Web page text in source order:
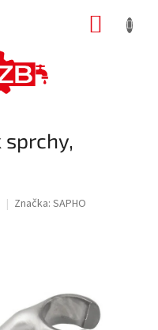
sprchy,
Značka: SAPHO